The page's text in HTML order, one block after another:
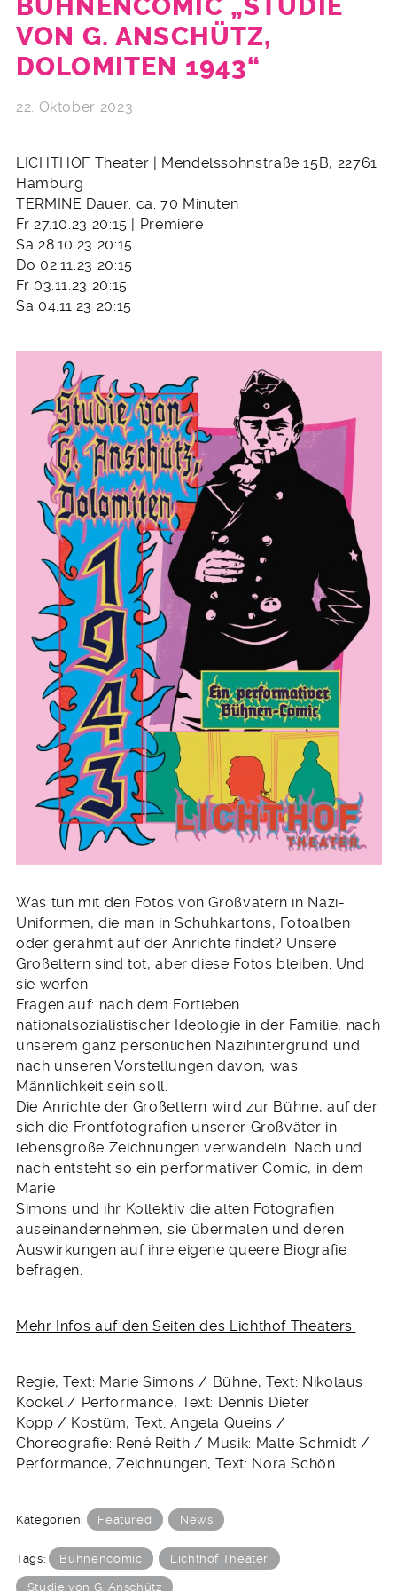
BÜHNENCOMIC „STUDIE
VON G. ANSCHÜTZ,
DOLOMITEN 1943“
22. Oktober 2023
LICHTHOF Theater | Mendelssohnstraße 15B, 22761
Hamburg
TERMINE Dauer: ca. 70 Minuten
Fr 27.10.23 20:15 | Premiere
Sa 28.10.23 20:15
Do 02.11.23 20:15
Fr 03.11.23 20:15
Sa 04.11.23 20:15
Was tun mit den Fotos von Großvätern in Nazi-
Uniformen, die man in Schuhkartons, Fotoalben
oder gerahmt auf der Anrichte findet? Unsere
Großeltern sind tot, aber diese Fotos bleiben. Und
sie werfen
Fragen auf: nach dem Fortleben
nationalsozialistischer Ideologie in der Familie, nach
unserem ganz persönlichen Nazihintergrund und
nach unseren Vorstellungen davon, was
Männlichkeit sein soll.
Die Anrichte der Großeltern wird zur Bühne, auf der
sich die Frontfotografien unserer Großväter in
lebensgroße Zeichnungen verwandeln. Nach und
nach entsteht so ein performativer Comic, in dem
Marie
Simons und ihr Kollektiv die alten Fotografien
auseinandernehmen, sie übermalen und deren
Auswirkungen auf ihre eigene queere Biografie
befragen.
Mehr Infos auf den Seiten des Lichthof Theaters.
Regie, Text: Marie Simons / Bühne, Text: Nikolaus
Kockel / Performance, Text: Dennis Dieter
Kopp / Kostüm, Text: Angela Queins /
Choreografie: René Reith / Musik: Malte Schmidt /
Performance, Zeichnungen, Text: Nora Schön
Kategorien: Featured News
Tags: Bühnencomic Lichthof Theater
Studie von G. Anschütz